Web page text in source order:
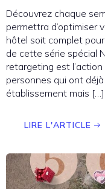
Découvrez chaque
permettra d’optimiser
hôtel soit complet
de cette série spécial
retargeting est
personnes qui ont
établissement mais […]
LIRE L'ARTICLE